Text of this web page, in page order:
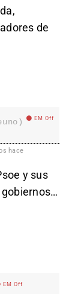
de
EM Off
hace
y sus
EM Off